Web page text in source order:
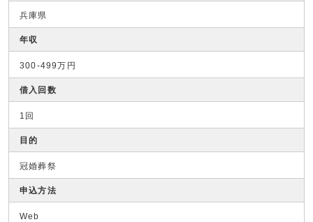
兵庫県
年収
300-499万円
借入回数
1回
目的
冠婚葬祭
申込方法
Web